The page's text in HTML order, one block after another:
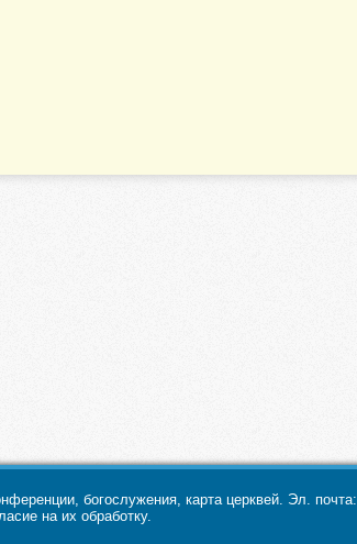
богослужения, карта церквей. Эл. почта:
на их обработку.